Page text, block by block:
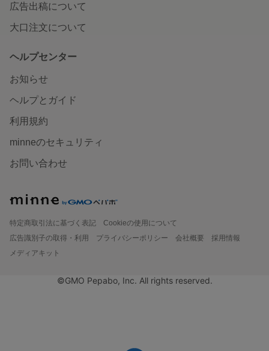
広告出稿について
大口注文について
ヘルプセンター
お知らせ
ヘルプとガイド
利用規約
minneのセキュリティ
お問い合わせ
特定商取引法に基づく表記
Cookieの使用について
広告識別子の取得・利用
プライバシーポリシー 会社概要
採用情報
メディアキット
©GMO Pepabo, Inc. All rights reserved.